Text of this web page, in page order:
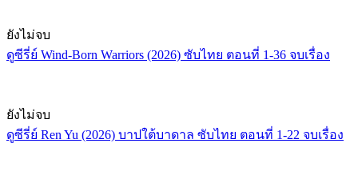
ยังไม่จบ
ดูซีรี่ย์ Wind-Born Warriors (2026) ซับไทย ตอนที่ 1-36 จบเรื่อง
ยังไม่จบ
ดูซีรี่ย์ Ren Yu (2026) บาปใต้บาดาล ซับไทย ตอนที่ 1-22 จบเรื่อง